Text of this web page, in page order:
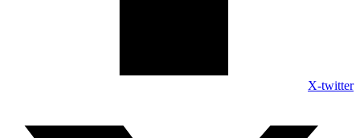
X-twitter